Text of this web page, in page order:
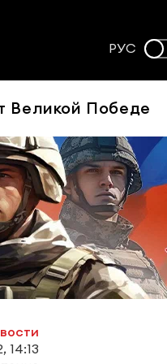
РУС
Великой Победе
14:13